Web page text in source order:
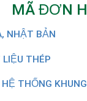
MÃ ĐƠN
NHẬT BẢN
LIỆU THÉP
HỆ THỐNG